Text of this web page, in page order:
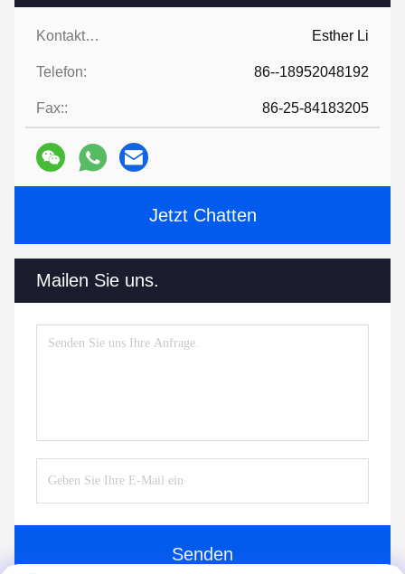
Kontaktpersonen: Esther Li
Telefon: 86--18952048192
Fax:: 86-25-84183205
Jetzt Chatten
Mailen Sie uns.
Senden